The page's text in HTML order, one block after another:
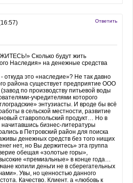
Ответить
Сколько будут жить
Наследия» на денежные средства
это «наследие»? Не так давно
района существует предприятие ООО
по производству питьевой воды
учредителями которого
энтузиасты. И вроде бы всё
в сельской местности, развитие
ставропольский продукт… Но в
бизнес-литературы
в Петровский район для поиска
денежных средств без того нищих
нет, но Вы держитесь» эта группа
обещая «золотые горы»,
«премиальные» в конце года…
копили деньги не в сберегательных
Увы, но ценностью данного
Качество. Клиент. а «любовь к